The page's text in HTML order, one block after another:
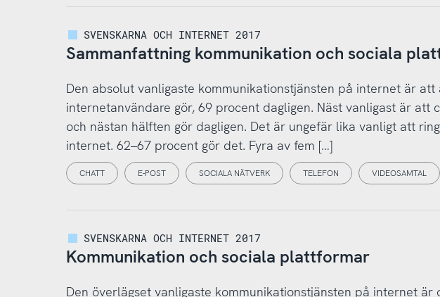
SVENSKARNA OCH INTERNET 2017
Sammanfattning kommunikation och sociala
Den absolut vanligaste kommunikationstjänsten på internet är
internetanvändare gör, 69 procent dagligen. Näst vanligast är att
och nästan hälften gör dagligen. Det är ungefär lika vanligt att
internet. 62–67 procent gör det. Fyra av fem […]
CHATT E-POST SOCIALA NÄTVERK TELEFON VIDEOSAMTAL
SVENSKARNA OCH INTERNET 2017
Kommunikation och sociala plattformar
Den överlägset vanligaste kommunikationstjänsten på internet är